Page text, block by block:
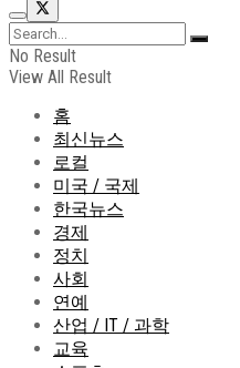
No Result
View All Result
홈
최신뉴스
로컬
미국 / 국제
한국뉴스
경제
정치
사회
연예
산업 / IT / 과학
교육